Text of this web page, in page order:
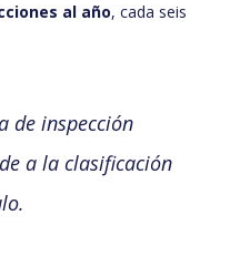
al año, cada seis
de inspección
a la clasificación